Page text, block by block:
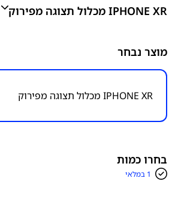
IPHONE XR מכלול תצוגה מפירוק
₪520.00
מק״ט: 1600000002
קטגוריות:
מוצר נבחר
IPHONE XR מכלול תצוגה מפירוק
בחרו כמות
1 במלאי